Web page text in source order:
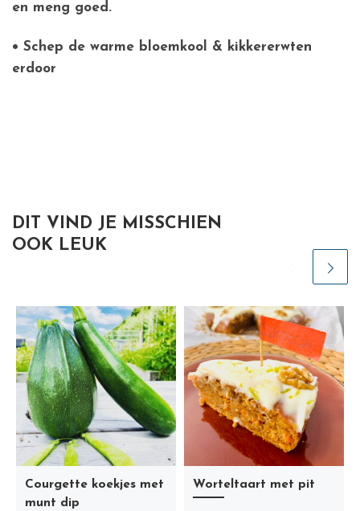
en meng goed.
• Schep de warme bloemkool & kikkererwten
erdoor
DIT VIND JE MISSCHIEN
OOK LEUK
Courgette koekjes met
munt dip
Worteltaart met pit